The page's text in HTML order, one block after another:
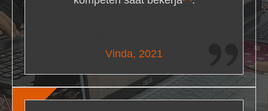
Vinda, 2021